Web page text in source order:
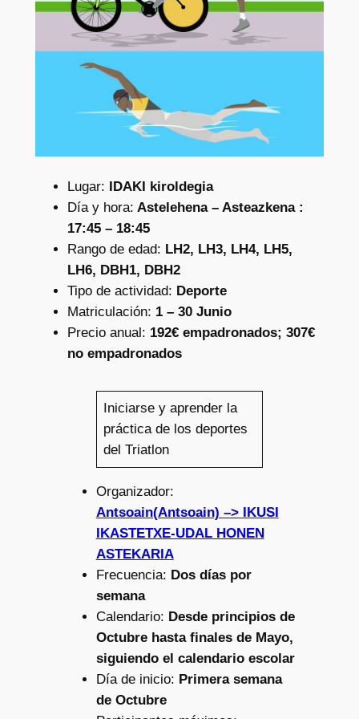
Lugar: IDAKI kiroldegia
Día y hora: Astelehena – Asteazkena :
17:45 – 18:45
Rango de edad: LH2, LH3, LH4, LH5,
LH6, DBH1, DBH2
Tipo de actividad: Deporte
Matriculación: 1 – 30 Junio
Precio anual: 192€ empadronados; 307€
no empadronados
Iniciarse y aprender la
práctica de los deportes
del Triatlon
Organizador:
Antsoain(Antsoain) –> IKUSI
IKASTETXE-UDAL HONEN
ASTEKARIA
Frecuencia: Dos días por
semana
Calendario: Desde principios de
Octubre hasta finales de Mayo,
siguiendo el calendario escolar
Día de inicio: Primera semana
de Octubre